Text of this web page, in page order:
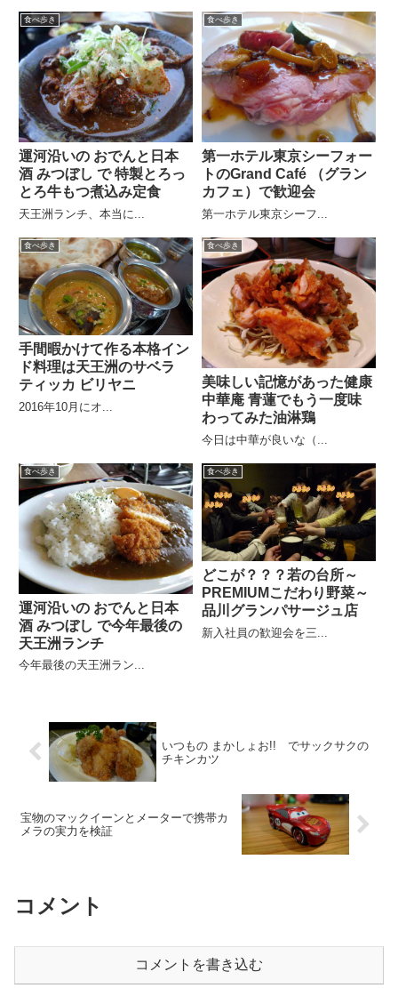
食べ歩き
運河沿いの おでんと日本
酒 みつぼし で 特製とろっ
とろ牛もつ煮込み定食
天王洲ランチ、本当に...
食べ歩き
第一ホテル東京シーフォー
トのGrand Café （グラン
カフェ）で歓迎会
第一ホテル東京シーフ...
食べ歩き
手間暇かけて作る本格イン
ド料理は天王洲のサベラ
ティッカ ビリヤニ
2016年10月にオ...
食べ歩き
美味しい記憶があった健康
中華庵 青蓮でもう一度味
わってみた油淋鶏
今日は中華が良いな（...
食べ歩き
運河沿いの おでんと日本
酒 みつぼし で今年最後の
天王洲ランチ
今年最後の天王洲ラン...
食べ歩き
どこが？？？若の台所～
PREMIUMこだわり野菜～
品川グランパサージュ店
新入社員の歓迎会を三...
いつもの まかしょお!! でサックサクの
チキンカツ
宝物のマックイーンとメーターで携帯カ
メラの実力を検証
コメント
コメントを書き込む